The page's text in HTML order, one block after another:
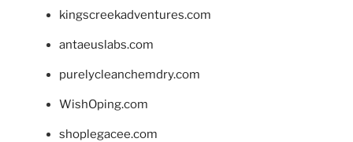
kingscreekadventures.com
antaeuslabs.com
purelycleanchemdry.com
WishOping.com
shoplegacee.com